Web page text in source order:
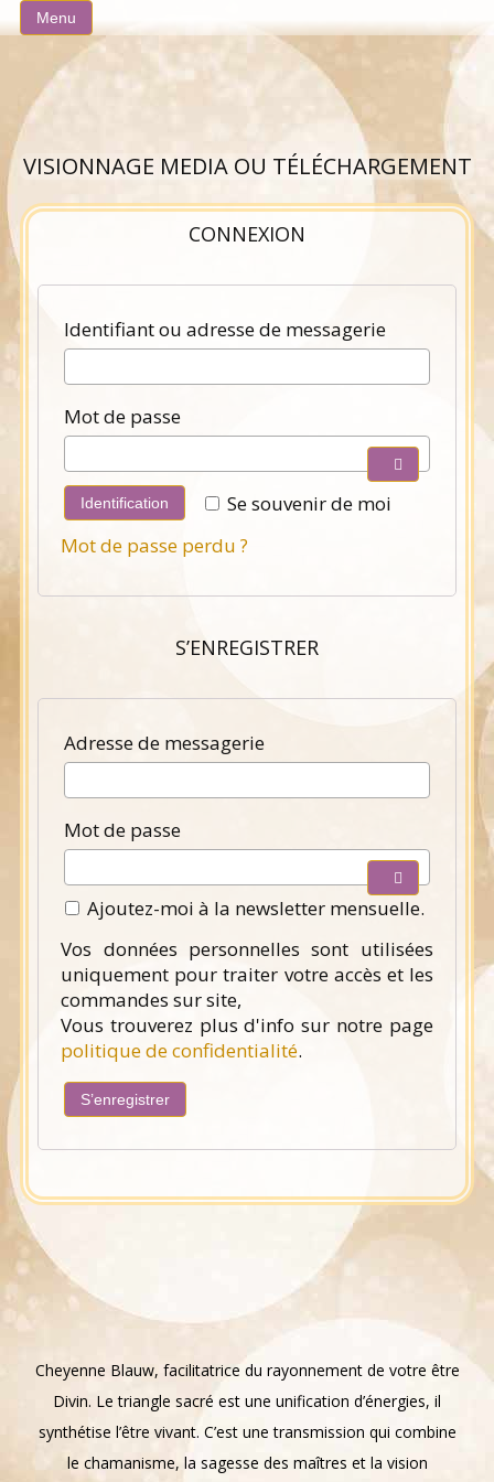
Menu
Aller
au
contenu
VISIONNAGE MEDIA OU TÉLÉCHARGEMENT
CONNEXION
Identifiant ou adresse de messagerie
Mot de passe
Se souvenir de moi
Identification
Mot de passe perdu ?
S’ENREGISTRER
Adresse de messagerie
Mot de passe
Ajoutez-moi à la newsletter mensuelle.
Vos données personnelles sont utilisées
uniquement pour traiter votre accès et les
commandes sur site,
Vous trouverez plus d'info sur notre page
politique de confidentialité.
S’enregistrer
Cheyenne Blauw, facilitatrice du rayonnement de votre être
Divin. Le triangle sacré est une unification d’énergies, il
synthétise l’être vivant. C’est une transmission qui combine
le chamanisme, la sagesse des maîtres et la vision